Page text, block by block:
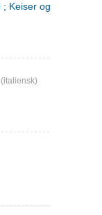
Keiser og Galilæer. 3
(italiensk)